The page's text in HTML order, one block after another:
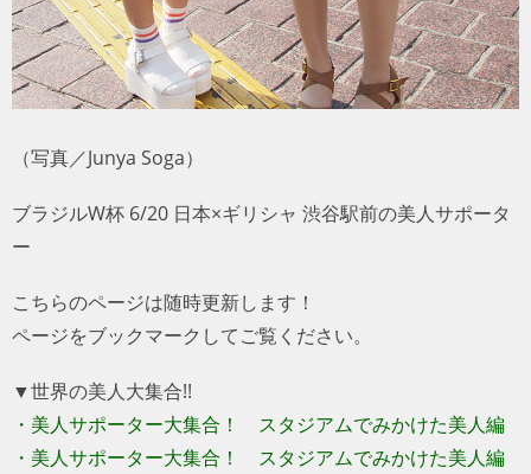
（写真／Junya Soga）
ブラジルW杯 6/20 日本×ギリシャ 渋谷駅前の美人サポータ
ー
こちらのページは随時更新します！
ページをブックマークしてご覧ください。
▼世界の美人大集合!!
・美人サポーター大集合！ スタジアムでみかけた美人編
・美人サポーター大集合！ スタジアムでみかけた美人編